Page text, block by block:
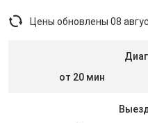
Цены обновлены 08
от 20 мин